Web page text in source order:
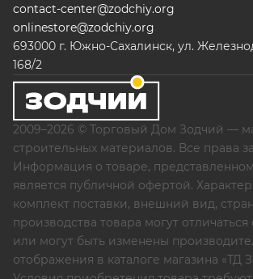
contact-center@zodchiy.org
onlinestore@zodchiy.org
693000 г. Южно-Сахалинск, ул.
168/2
2009–2026 © Торговый Дом Зодчий —
строительных материалов. Все права
Информация о товаре,
является публичной офертой.
комплект поставки, внешний вид,
производства товара могут отличаться
или могут быть изменены
отображения в каталоге магазина «ТД